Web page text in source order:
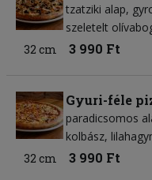
tzatziki alap
szeletelt
32 cm
3 990 Ft
Gyuri-féle
paradicsomos
kolbász
32 cm
3 990 Ft